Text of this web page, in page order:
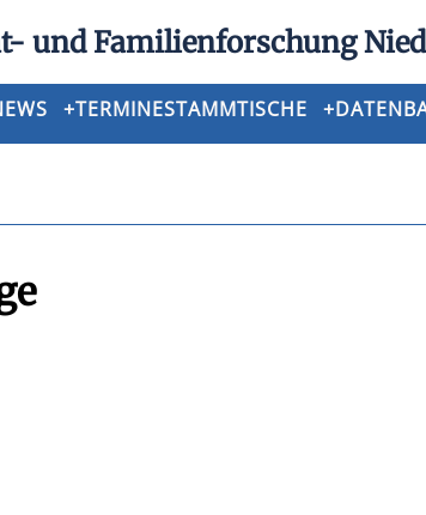
und Familienforschung
+TERMINESTAMMTISCHE +